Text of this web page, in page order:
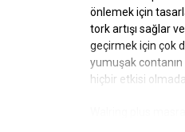
önlemek için
tork artışı sağlar
geçirmek için çok
yumuşak contanın
hiçbir etkisi